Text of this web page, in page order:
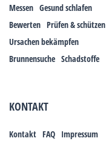
Messen Gesund schlafen
Bewerten Prüfen & schützen
Ursachen bekämpfen
Brunnensuche Schadstoffe
KONTAKT
Kontakt FAQ Impressum